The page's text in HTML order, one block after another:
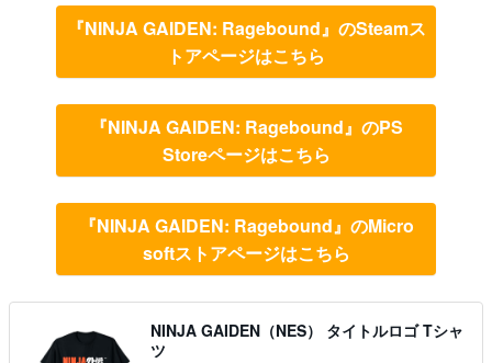
『NINJA GAIDEN: Ragebound』のSteamス
トアページはこちら
『NINJA GAIDEN: Ragebound』のPS
Storeページはこちら
『NINJA GAIDEN: Ragebound』のMicro
softストアページはこちら
NINJA GAIDEN（NES） タイトルロゴ Tシャ
ツ